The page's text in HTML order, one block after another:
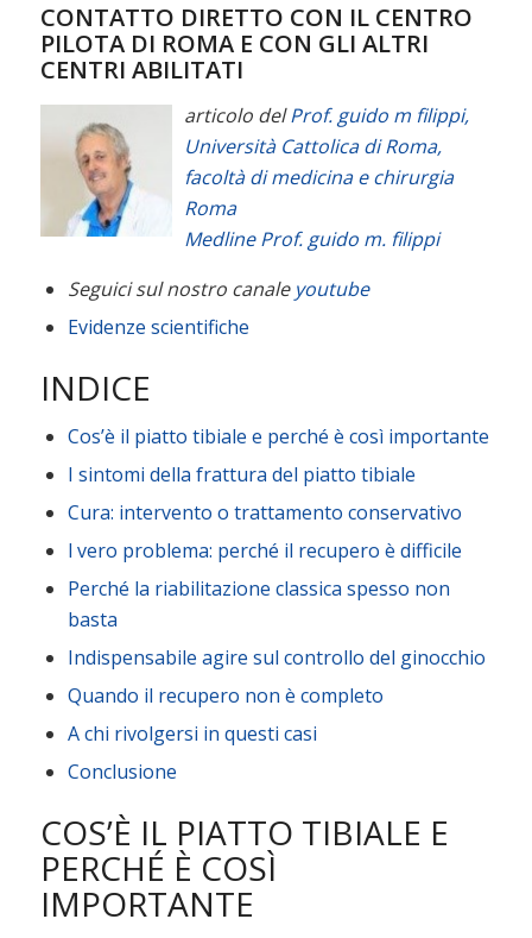
CONTATTO DIRETTO CON IL CENTRO
PILOTA DI ROMA E CON GLI ALTRI
CENTRI ABILITATI
articolo delProf. guido m filippi,
Università Cattolica di Roma,
facoltà di medicina e chirurgia
Roma
MedlineProf. guido m. filippi
Seguici sul nostro canale youtube
Evidenze scientifiche
INDICE
Cos’è il piatto tibiale e perché è così importante
I sintomi della frattura del piatto tibiale
Cura: intervento o trattamento conservativo
l vero problema: perché il recupero è difficile
Perché la riabilitazione classica spesso non
basta
Indispensabile agire sul controllo del ginocchio
Quando il recupero non è completo
A chi rivolgersi in questi casi
Conclusione
COS’È IL PIATTO TIBIALE E
PERCHÉ È COSÌ
IMPORTANTE